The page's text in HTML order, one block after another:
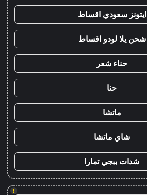
ايتونز سعودي اقساط
شحن يلا لودو اقساط
حناء شعر
حنا
ماتشا
شاي ماتشا
شدات ببجي تمارا
!